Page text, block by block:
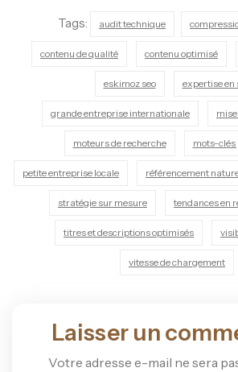
Tags: audit technique
contenu de qualité contenu optimisé
eskimoz seo expertise en
grande entreprise internationale
moteurs de recherche mots-
petite entreprise locale référencement
stratégie sur mesure tendances en
titres et descriptions optimisés
vitesse de chargement
Laisser un
Votre adresse e-mail ne sera